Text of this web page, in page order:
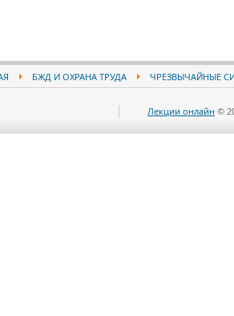
БЖД И ОХРАНА ТРУДА ЧРЕЗВЫЧАЙНЫЕ
Лекции онлайн ©